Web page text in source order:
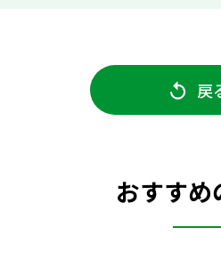
戻
おすすめ